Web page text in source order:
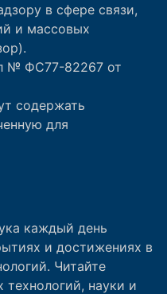
в сфере связи,
и массовых
№ ФС77-82267 от
содержать
для
каждый день
и достижениях в
Читайте
технологий, науки и